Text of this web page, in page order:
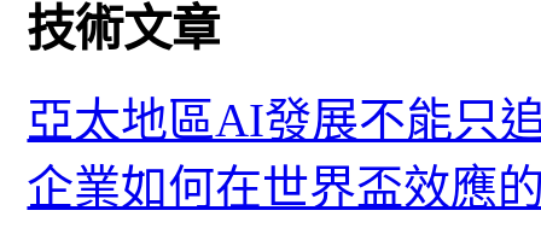
技術文章
亞太地區AI發展不能只
企業如何在世界盃效應